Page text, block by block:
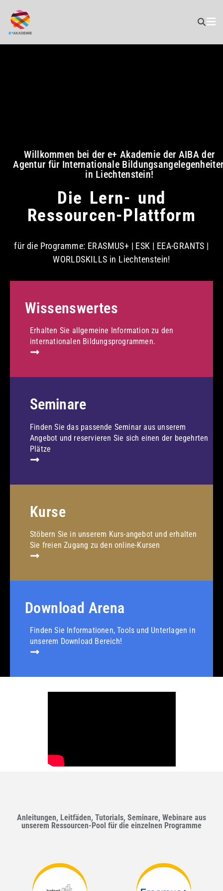
Willkommen bei der e+ Akademie der AIBA der
Agentur für Internationale
in Liechtenstein!
Die Lern- und
Ressourcen-Plattform
für die Programme: ERASMUS+ | ESK | EEA-GRANTS |
WORLDSKILLS in Liechtenstein!
Wissenswertes
Erhalten Sie allgemeine Information zu den
internationalen Bildungsprogrammen.
Seminare
Finden Sie das passende Seminar aus unserem
Angebot und reservieren Sie sich einen der begehrten
Plätze
Kurse
Stöbern Sie in unserem Kurs-angebot und erhalten
Sie freien Zugang zu den online-Kursen
Download Arena
Finden Sie Informationen, Tools und Unterlagen in
unserem Download Bereich!
Anleitungen, Leitfäden, Tutorials, Seminare, Webinare aus
unserem Ressourcen-Pool für die einzelnen Programme